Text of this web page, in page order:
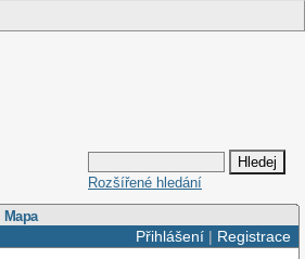
Rozšířené hledání
Mapa
Přihlášení| Registrace